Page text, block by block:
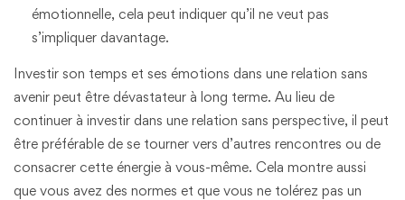
émotionnelle, cela peut indiquer qu’il ne veut pas
s’impliquer davantage.
Investir son temps et ses émotions dans une relation sans
avenir peut être dévastateur à long terme. Au lieu de
continuer à investir dans une relation sans perspective, il peut
être préférable de se tourner vers d’autres rencontres ou de
consacrer cette énergie à vous-même. Cela montre aussi
que vous avez des normes et que vous ne tolérez pas un